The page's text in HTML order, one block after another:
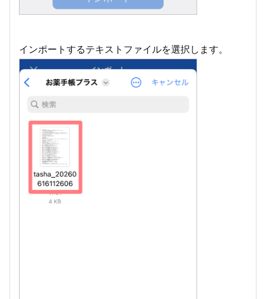
インポートするテキストファイルを選択します。